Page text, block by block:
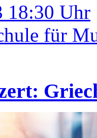
18:30 Uhr
für